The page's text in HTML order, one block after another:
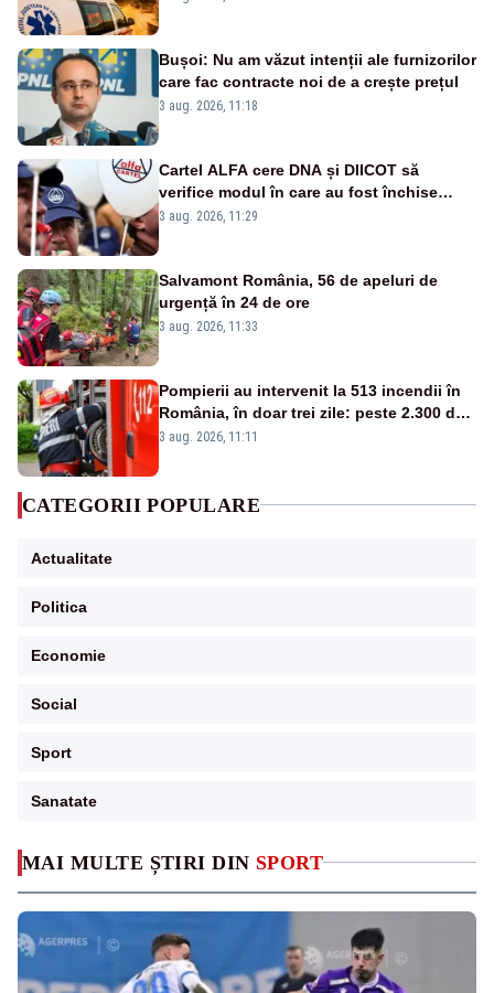
MAI MULTE ȘTIRI DIN SPORT
Bușoi: Nu am văzut intenții ale furnizorilor
care fac contracte noi de a crește prețul
3 aug. 2026, 11:18
Cartel ALFA cere DNA și DIICOT să
verifice modul în care au fost închise
centralele pe cărbune
3 aug. 2026, 11:29
Salvamont România, 56 de apeluri de
urgență în 24 de ore
3 aug. 2026, 11:33
Pompierii au intervenit la 513 incendii în
România, în doar trei zile: peste 2.300 de
hectare de teren au fost afectate
3 aug. 2026, 11:11
CATEGORII POPULARE
Actualitate
Politica
Economie
Social
Sport
Sanatate